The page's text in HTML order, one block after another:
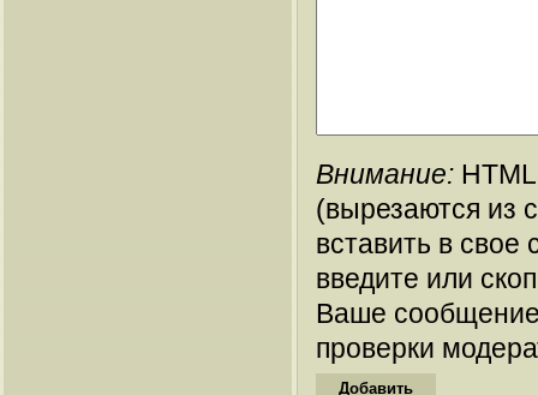
Внимание:
(вырезаются из
вставить в
введите или
Ваше
проверки